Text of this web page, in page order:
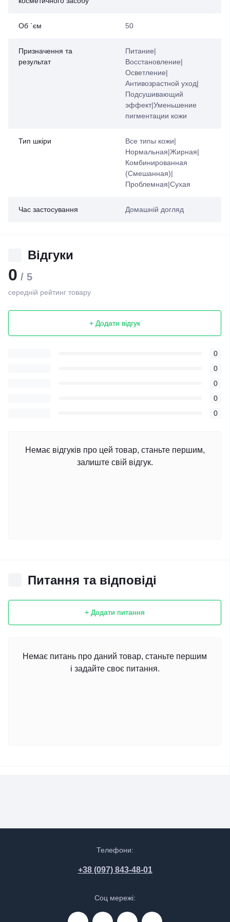
Об `єм 50
Призначення та
результат
Питание|
Восстановление|
Осветление|
Антивозрастной уход|
Подсушивающий
эффект|Уменьшение
пигментации кожи
Тип шкіри
Все типы кожи|
Нормальная|Жирная|
Комбинированная
(Смешанная)|
Проблемная|Сухая
Час застосування Домашній догляд
Відгуки
0 / 5
середній рейтинг товару
+ Додати відгук
0
0
0
0
0
Немає відгуків про цей товар, станьте першим,
залиште свій відгук.
Питання та відповіді
+ Додати питання
Немає питань про даний товар, станьте першим
і задайте своє питання.
Телефони:
+38 (097) 843-48-01
Соц мережі: